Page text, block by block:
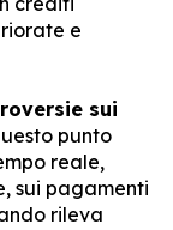
e
sui
punto
reale,
sui pagamenti
rileva